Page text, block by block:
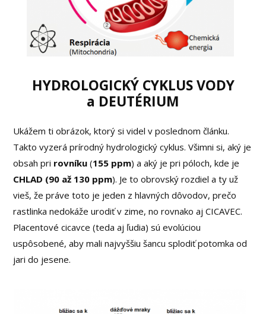
HYDROLOGICKÝ CYKLUS VODY
a DEUTÉRIUM
Ukážem ti obrázok, ktorý si videl v poslednom článku.
Takto vyzerá prírodný hydrologický cyklus. Všimni si, aký je
obsah pri rovníku (155 ppm) a aký je pri póloch, kde je
CHLAD (90 až 130 ppm). Je to obrovský rozdiel a ty už
vieš, že práve toto je jeden z hlavných dôvodov, prečo
rastlinka nedokáže urodiť v zime, no rovnako aj CICAVEC.
Placentové cicavce (teda aj ľudia) sú evolúciou
uspôsobené, aby mali najvyššiu šancu splodiť potomka od
jari do jesene.